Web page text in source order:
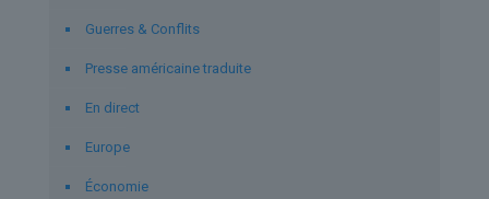
Guerres & Conflits
Presse américaine traduite
En direct
Europe
Économie